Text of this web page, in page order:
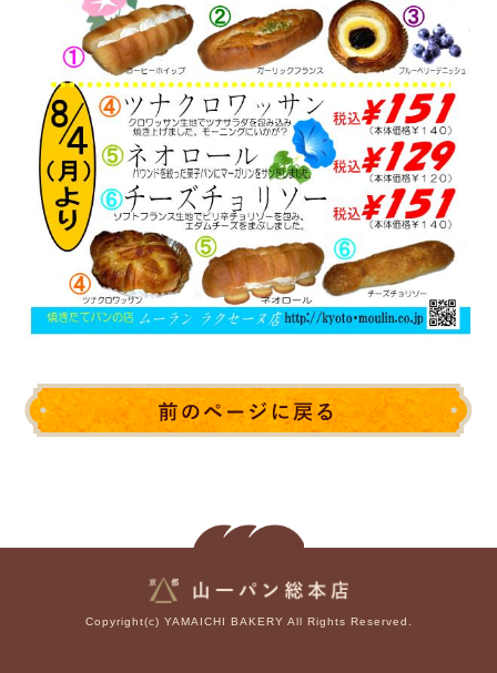
Copyright(c) YAMAICHI BAKERY All Rights Reserved.